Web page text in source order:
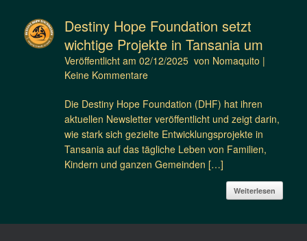
Destiny Hope Foundation setzt
wichtige Projekte in Tansania um
Veröffentlicht am 02/12/2025 von Nomaquito |
Keine Kommentare
Die Destiny Hope Foundation (DHF) hat ihren
aktuellen Newsletter veröffentlicht und zeigt darin,
wie stark sich gezielte Entwicklungsprojekte in
Tansania auf das tägliche Leben von Familien,
Kindern und ganzen Gemeinden […]
Weiterlesen